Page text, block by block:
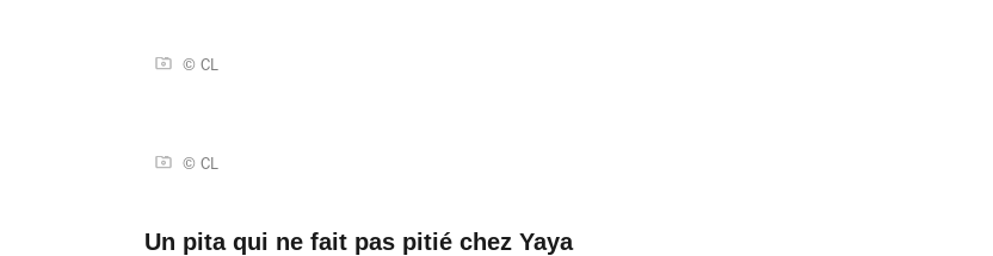
© CL
© CL
Un pita qui ne fait pas pitié chez Yaya